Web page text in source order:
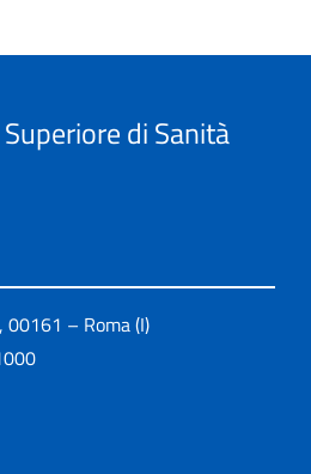
di Sanità
00161 – Roma (I)